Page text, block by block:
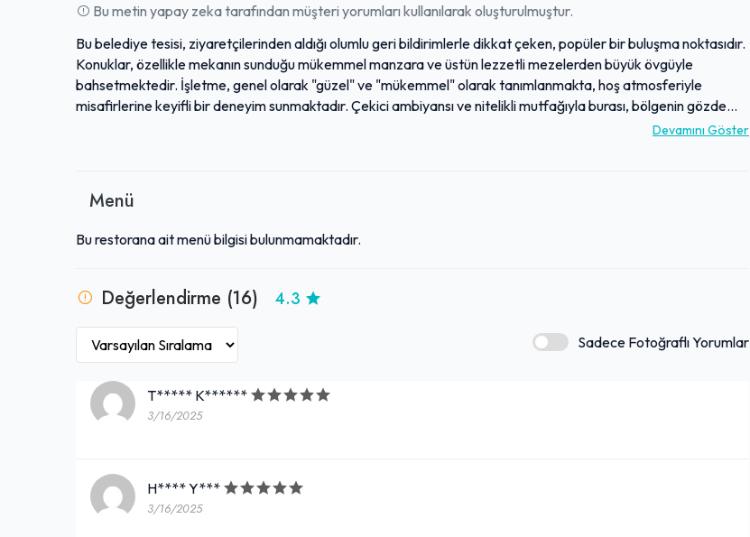
Bu metin yapay zeka tarafından müşteri yorumları kullanılarak oluşturulmuştur.
Bu belediye tesisi, ziyaretçilerinden aldığı olumlu geri bildirimlerle dikkat çeken, popüler bir buluşma noktasıdır.
Konuklar, özellikle mekanın sunduğu mükemmel manzara ve üstün lezzetli mezelerden büyük övgüyle
bahsetmektedir. İşletme, genel olarak "güzel" ve "mükemmel" olarak tanımlanmakta, hoş atmosferiyle
misafirlerine keyifli bir deneyim sunmaktadır. Çekici ambiyansı ve nitelikli mutfağıyla burası, bölgenin gözde
mekanlarından biri haline gelmiştir. Ziyaretçilerine hem görsel bir şölen hem de damak zevkine hitap eden
Devamını Göster
Menü
Bu restorana ait menü bilgisi bulunmamaktadır.
Değerlendirme (16) 4.3
Sadece Fotoğraflı Yorumlar
T***** K******
3/16/2025
H**** Y***
3/16/2025